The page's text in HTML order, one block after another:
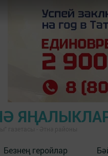
Безнең геройлар